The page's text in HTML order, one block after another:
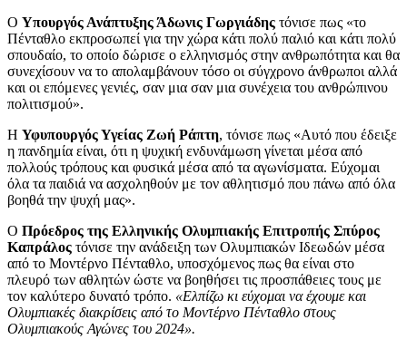
Ο Υπουργός Ανάπτυξης Άδωνις Γωργιάδης τόνισε πως «το
Πένταθλο εκπροσωπεί για την χώρα κάτι πολύ παλιό και κάτι πολύ
σπουδαίο, το οποίο δώρισε ο ελληνισμός στην ανθρωπότητα και θα
συνεχίσουν να το απολαμβάνουν τόσο οι σύγχρονο άνθρωποι αλλά
και οι επόμενες γενιές, σαν μια σαν μια συνέχεια του ανθρώπινου
πολιτισμού».
Η Υφυπουργός Υγείας Ζωή Ράπτη, τόνισε πως «Αυτό που έδειξε
η πανδημία είναι, ότι η ψυχική ενδυνάμωση γίνεται μέσα από
πολλούς τρόπους και φυσικά μέσα από τα αγωνίσματα. Εύχομαι
όλα τα παιδιά να ασχοληθούν με τον αθλητισμό που πάνω από όλα
βοηθά την ψυχή μας».
Ο Πρόεδρος της Ελληνικής Ολυμπιακής Επιτροπής Σπύρος
Καπράλος τόνισε την ανάδειξη των Ολυμπιακών Ιδεωδών μέσα
από το Μοντέρνο Πένταθλο, υποσχόμενος πως θα είναι στο
πλευρό των αθλητών ώστε να βοηθήσει τις προσπάθειες τους με
τον καλύτερο δυνατό τρόπο. «Ελπίζω κι εύχομαι να έχουμε και
Ολυμπιακές διακρίσεις από το Μοντέρνο Πένταθλο στους
Ολυμπιακούς Αγώνες του 2024».